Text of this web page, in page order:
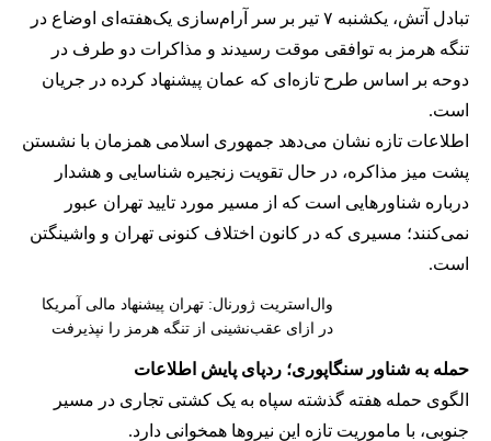
تبادل آتش، یکشنبه ۷ تیر بر سر آرام‌سازی یک‌هفته‌ای اوضاع در
تنگه هرمز به توافقی موقت رسیدند و مذاکرات دو طرف در
دوحه بر اساس طرح تازه‌ای که عمان پیشنهاد کرده در جریان
است.
اطلاعات تازه نشان می‌دهد جمهوری اسلامی همزمان با نشستن
پشت میز مذاکره، در حال تقویت زنجیره شناسایی و هشدار
درباره شناورهایی است که از مسیر مورد تایید تهران عبور
نمی‌کنند؛ مسیری که در کانون اختلاف کنونی تهران و واشینگتن
است.
وال‌استریت ژورنال: تهران پیشنهاد مالی آمریکا
در ازای عقب‌نشینی از تنگه هرمز را نپذیرفت
حمله به شناور سنگاپوری؛ ردپای پایش اطلاعات
الگوی حمله هفته گذشته سپاه به یک کشتی تجاری در مسیر
جنوبی، با ماموریت تازه این نیروها همخوانی دارد.